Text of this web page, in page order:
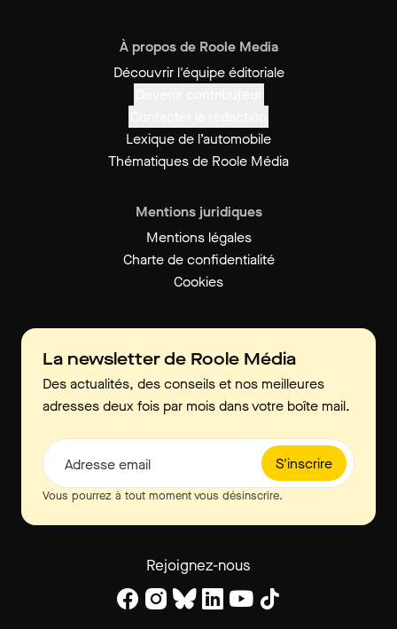
À propos de Roole Media
Découvrir l'équipe éditoriale
Lexique de l’automobile
Thématiques de Roole Média
Mentions juridiques
Mentions légales
Charte de confidentialité
Cookies
La newsletter de Roole Média
Des actualités, des conseils et nos meilleures
adresses deux fois par mois dans votre boîte mail.
S'inscrire
Adresse email
Vous pourrez à tout moment vous désinscrire.
Rejoignez-nous